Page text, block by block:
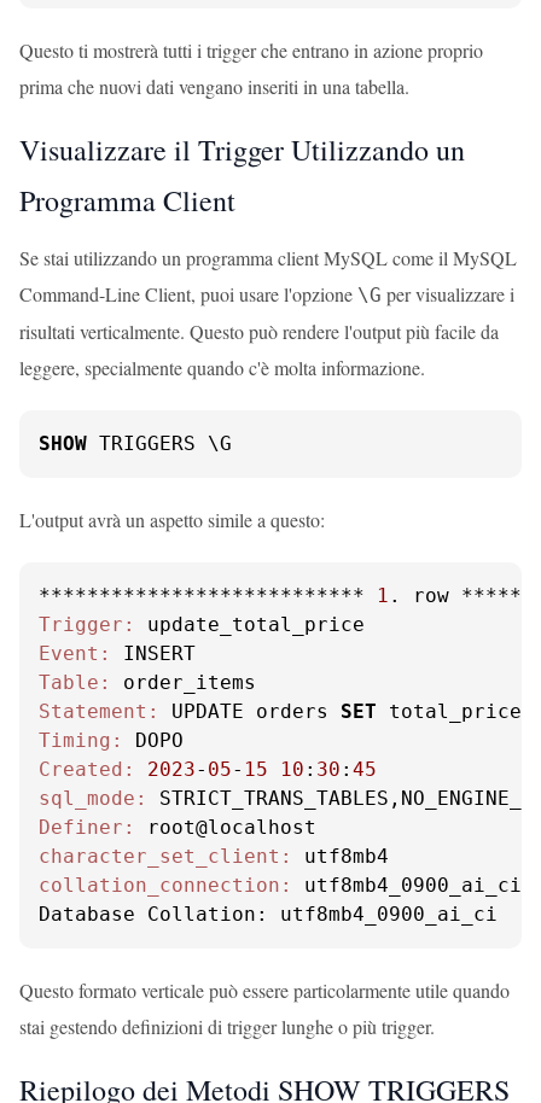
Questo ti mostrerà tutti i trigger che entrano in azione proprio
prima che nuovi dati vengano inseriti in una tabella.
Visualizzare il Trigger Utilizzando un
Programma Client
Se stai utilizzando un programma client MySQL come il MySQL
Command-Line Client, puoi usare l'opzione \G per visualizzare i
risultati verticalmente. Questo può rendere l'output più facile da
leggere, specialmente quando c'è molta informazione.
SHOW TRIGGERS \G
L'output avrà un aspetto simile a questo:
***************************
1
Trigger:
Event:
Table:
Statement:
UPDATE orders SET total_price
Timing:
Created:
2023- 05- 15 10 : 30 : 45
sql_mode:
Definer:
character_set_client:
collation_connection:
utf8mb4_0900_ai_ci
Database Collation: utf8mb4_0900_ai_ci
Questo formato verticale può essere particolarmente utile quando
stai gestendo definizioni di trigger lunghe o più trigger.
Riepilogo dei Metodi SHOW TRIGGERS